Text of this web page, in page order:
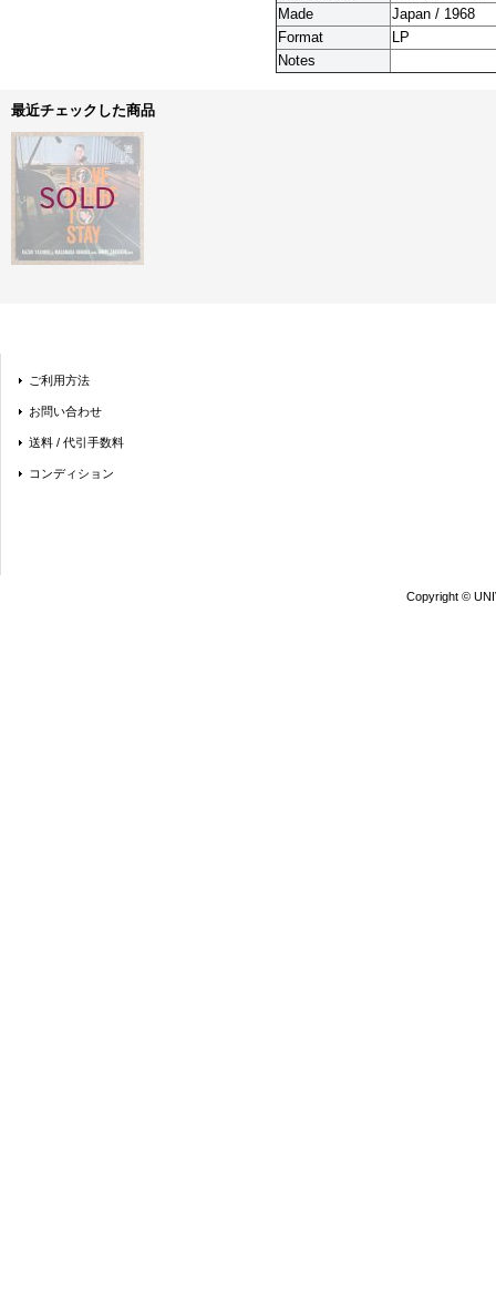
Made
Japan / 1968
Format
LP
Notes
最近チェックした商品
ご利用方法
お問い合わせ
送料 / 代引手数料
コンディション
Copyright ©